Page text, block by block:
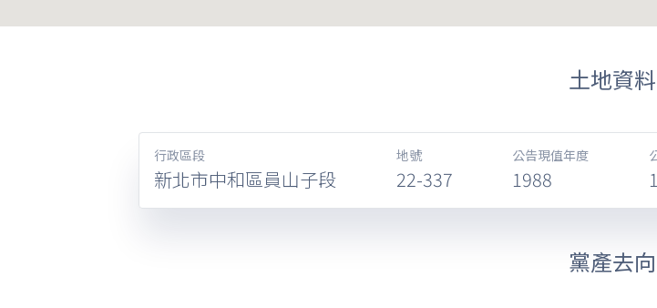
土地資料
行政區段
新北市中和區員山子段
地號
22-337
公告現值年度
1988
黨產去向